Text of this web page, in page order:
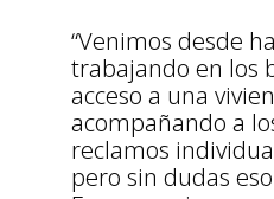
“Venimos desde
trabajando en los
acceso a una
acompañando a
reclamos
pero sin dudas